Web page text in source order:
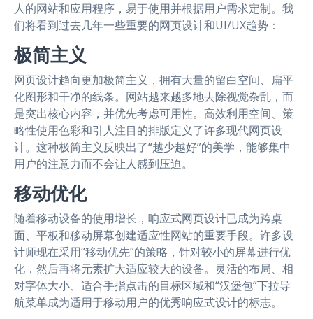
人的网站和应用程序，易于使用并根据用户需求定制。我
们将看到过去几年一些重要的网页设计和UI/UX趋势：
极简主义
网页设计趋向更加极简主义，拥有大量的留白空间、扁平
化图形和干净的线条。网站越来越多地去除视觉杂乱，而
是突出核心内容，并优先考虑可用性。高效利用空间、策
略性使用色彩和引人注目的排版定义了许多现代网页设
计。这种极简主义反映出了“越少越好”的美学，能够集中
用户的注意力而不会让人感到压迫。
移动优化
随着移动设备的使用增长，响应式网页设计已成为跨桌
面、平板和移动屏幕创建适应性网站的重要手段。许多设
计师现在采用“移动优先”的策略，针对较小的屏幕进行优
化，然后再将元素扩大适应较大的设备。灵活的布局、相
对字体大小、适合手指点击的目标区域和“汉堡包”下拉导
航菜单成为适用于移动用户的优秀响应式设计的标志。